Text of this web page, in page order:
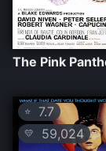
The Pink
⭐ 7.7
💛 59,024